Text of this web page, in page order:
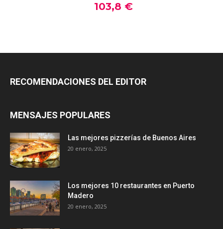
RECOMENDACIONES DEL EDITOR
MENSAJES POPULARES
Las mejores pizzerías de Buenos Aires
20 enero, 2025
Los mejores 10 restaurantes en Puerto
Madero
20 enero, 2025